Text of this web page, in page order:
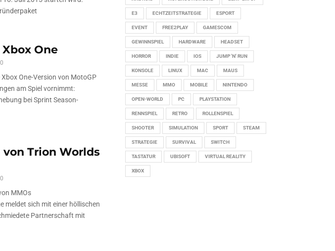
One
0
One-Version von MotoGP
am Spiel vornimmt:
bei Sprint Season-
von Trion Worlds
0
MMOs
meldet sich mit einer höllischen
Partnerschaft mit
E3 ECHTZEITSTRATEGIE ESPORT
EVENT FREE2PLAY GAMESCOM
GEWINNSPIEL HARDWARE HEADSET
HORROR INDIE IOS JUMP 'N' RUN
KONSOLE LINUX MAC MAUS
MESSE MMO MOBILE NINTENDO
OPEN-WORLD PC PLAYSTATION
RENNSPIEL RETRO ROLLENSPIEL
SHOOTER SIMULATION SPORT STEAM
STRATEGIE SURVIVAL SWITCH
TASTATUR UBISOFT VIRTUAL REALITY
XBOX